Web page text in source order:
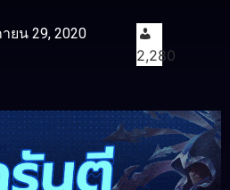
ยน 29, 2020
2,280